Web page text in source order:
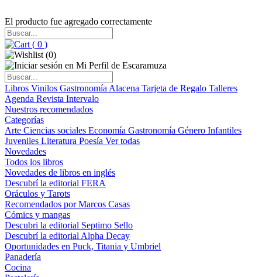
El producto fue agregado correctamente
( 0 )
(0)
Libros Vinilos Gastronomía Alacena Tarjeta de Regalo Talleres
Agenda Revista Intervalo
Nuestros recomendados
Categorías
Arte Ciencias sociales Economía Gastronomía Género Infantiles
Juveniles Literatura Poesía Ver todas
Novedades
Todos los libros
Novedades de libros en inglés
Descubrí la editorial FERA
Oráculos y Tarots
Recomendados por Marcos Casas
Cómics y mangas
Descubri la editorial Septimo Sello
Descubrí la editorial Alpha Decay
Oportunidades en Puck, Titania y Umbriel
Panadería
Cocina